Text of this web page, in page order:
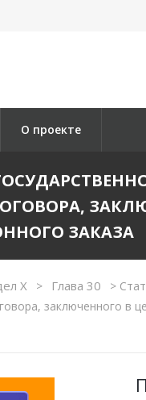
О проекте
ЗАКАЗА
X > Глава 30 >
заключенного в